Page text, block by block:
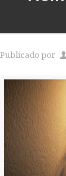
Publicado por